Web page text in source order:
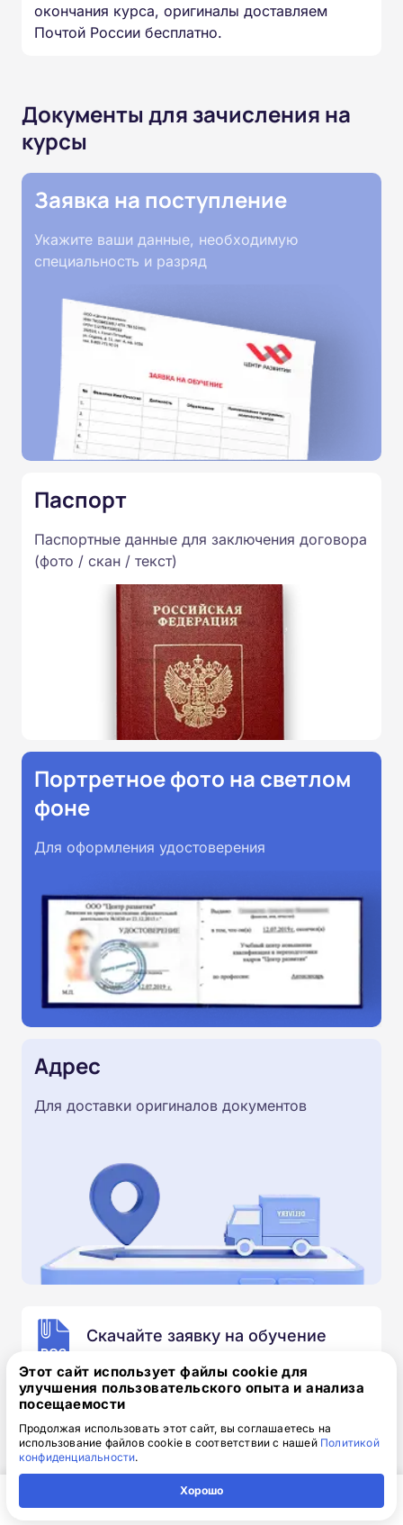
окончания курса, оригиналы доставляем
Почтой России бесплатно.
Документы для зачисления на
курсы
Заявка на поступление
Укажите ваши данные, необходимую
специальность и разряд
Паспорт
Паспортные данные для заключения договора
(фото / скан / текст)
Портретное фото на светлом
фоне
Для оформления удостоверения
Адрес
Для доставки оригиналов документов
Скачайте заявку на обучение
Скачайте шаблон, заполните и отправьте по
электронной почте
Обязательно укажите контактный номер телефон.
Наш специалист свяжется с вами и утонит все
детали.
Этот сайт использует файлы cookie для
улучшения пользовательского опыта и анализа
посещаемости
Продолжая использовать этот сайт, вы соглашаетесь на
использование файлов cookie в соответствии с нашей Политикой
конфиденциальности.
Хорошо